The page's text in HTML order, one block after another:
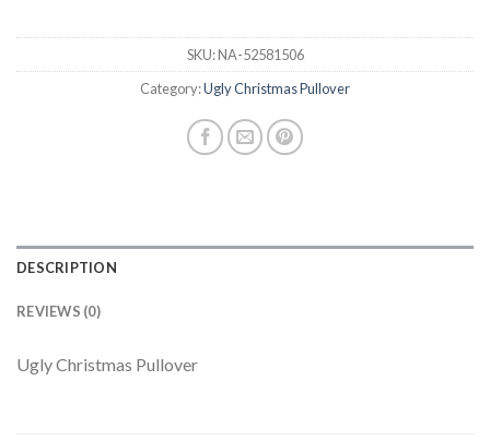
SKU:NA-52581506
Category:Ugly Christmas Pullover
DESCRIPTION
REVIEWS (0)
Ugly Christmas Pullover